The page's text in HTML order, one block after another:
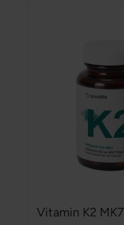
Vitamin K2 MK7